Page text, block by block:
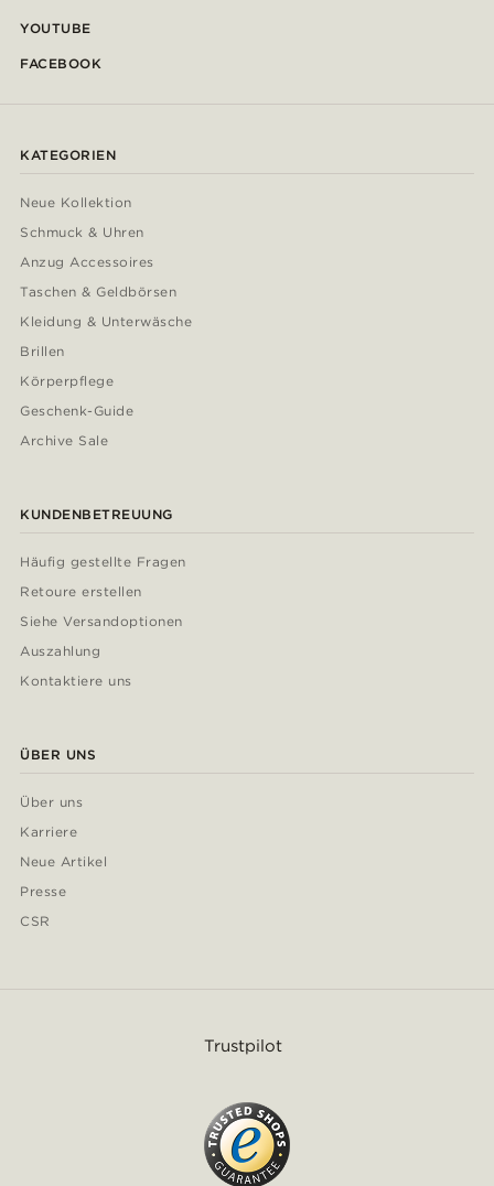
YOUTUBE
FACEBOOK
KATEGORIEN
Neue Kollektion
Schmuck & Uhren
Anzug Accessoires
Taschen & Geldbörsen
Kleidung & Unterwäsche
Brillen
Körperpflege
Geschenk-Guide
Archive Sale
KUNDENBETREUUNG
Häufig gestellte Fragen
Retoure erstellen
Siehe Versandoptionen
Auszahlung
Kontaktiere uns
ÜBER UNS
Über uns
Karriere
Neue Artikel
Presse
CSR
Trustpilot